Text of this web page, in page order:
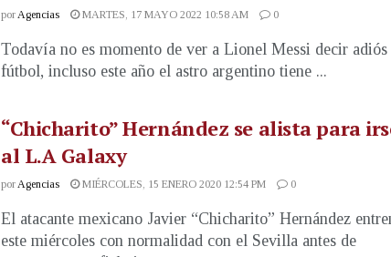
porAgencias MARTES, 17 MAYO 2022 10:58 AM 0
Todavía no es momento de ver a Lionel Messi decir adiós
fútbol, incluso este año el astro argentino tiene ...
“Chicharito” Hernández se alista para
al L.A Galaxy
por Agencias MIÉRCOLES, 15 ENERO 2020 12:54 PM 0
El atacante mexicano Javier “Chicharito” Hernández
este miércoles con normalidad con el Sevilla antes de